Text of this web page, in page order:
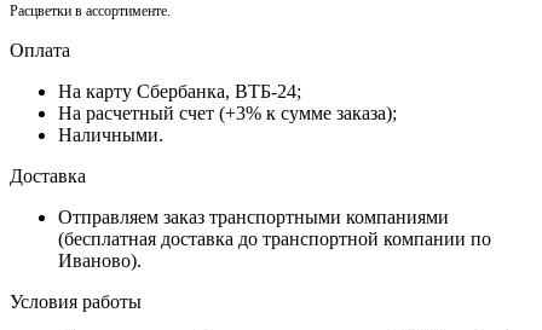
Расцветки в ассортименте.
Оплата
На карту Сбербанка, ВТБ-24;
На расчетный счет (+3% к сумме заказа);
Наличными.
Доставка
Отправляем заказ транспортными компаниями
(бесплатная доставка до транспортной компании по
Иваново).
Условия работы